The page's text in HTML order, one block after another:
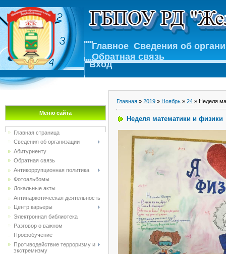
Главное Сведения об
Обратная связь
Вход
Меню сайта
Главная страница
Сведения об организации
Абитуриенту
Обратная связь
Антикоррупционная политика
Фотоальбомы
Локальные акты
Антинаркотическая деятельность
Центр карьеры
Электронная библиотека
Разговор о важном
Профобучение
Противодействие терроризму и
экстремизму
Главная » 2019 » Ноябрь » 24 » Неделя
Неделя математики и физики